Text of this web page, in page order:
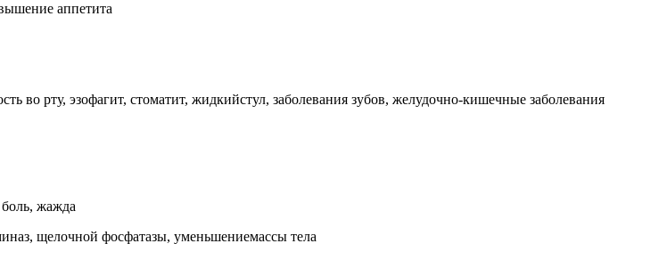
аппетита
рту, эзофагит, стоматит, жидкийстул, заболевания зубов, желудочно-кишечные заболевания
боль, жажда
щелочной фосфатазы, уменьшениемассы тела